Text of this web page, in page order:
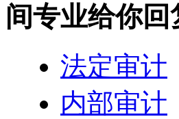
间专业给你回
法定审计
内部审计